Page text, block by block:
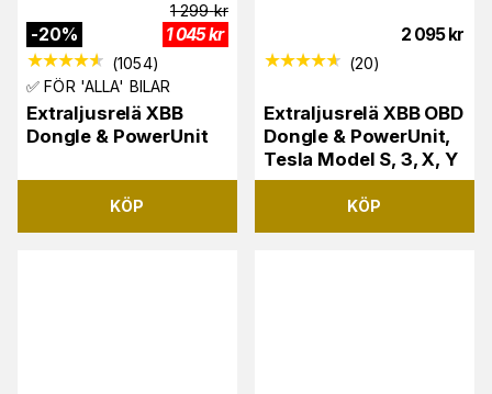
-20%
1 299 kr
1 045kr
(1054)
✅ FÖR 'ALLA' BILAR
Extraljusrelä XBB
Dongle & PowerUnit
KÖP
2 095 kr
(20)
Extraljusrelä XBB OBD
Dongle & PowerUnit,
Tesla Model S, 3, X, Y
KÖP